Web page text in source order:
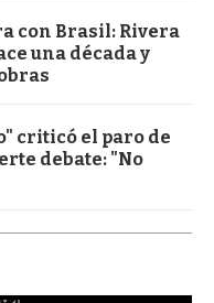
con Brasil: Rivera
una década y
criticó el paro de
debate: "No